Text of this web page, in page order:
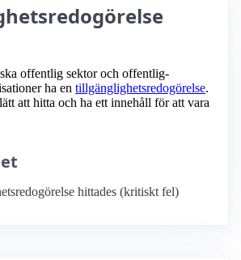
ska offentlig sektor och offentlig­
ha en tillgänglighets­redogörelse.
att hitta och ha ett innehåll för att vara
hittades (kritiskt fel)